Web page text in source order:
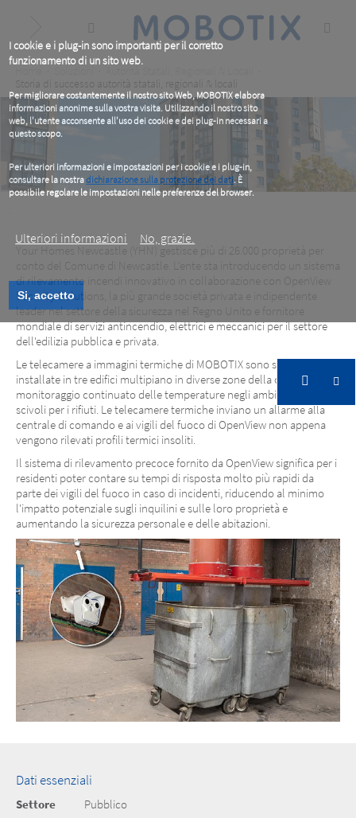
I cookie e i plug-in sono importanti per il corretto
funzionamento di un sito web.
Per migliorare costantemente il nostro sito Web, MOBOTIX elabora
informazioni anonime sulla vostra visita. Utilizzando il nostro sito
web, l'utente acconsente all'uso dei cookie e dei plug-in necessari a
questo scopo.
Per ulteriori informazioni e impostazioni per i cookie e i plug-in,
consultare la nostradichiarazione sulla protezione dei dati. È
possibile regolare le impostazioni nelle preferenze del browser.
Ulteriori informazioni
No, grazie.
Si, accetto
content
Breadcrumb
Storia di successo autorità statali, regionali & locali
Your Homes Newcastle
Protezione antincendio per la casa
Your Homes Newcastle
Protezione antincendio per la casa
Your Homes Newcastle (YHN) gestisce più di 26.000 proprietà per
conto del Comune di Newcastle. L'ente sta introducendo un sistema
di rilevamento incendi innovativo in collaborazione con OpenView
Security Solutions, la più grande società privata e indipendente
leader nel settore della sicurezza nel Regno Unito e fornitore
mondiale di servizi antincendio, elettrici e meccanici per il settore
dell'edilizia pubblica e privata.
Le telecamere a immagini termiche di MOBOTIX sono state
installate in tre edifici multipiano in diverse zone della città per il
monitoraggio continuato delle temperature negli ambienti degli
scivoli per i rifiuti. Le telecamere termiche inviano un allarme alla
centrale di comando e ai vigili del fuoco di OpenView non appena
vengono rilevati profili termici insoliti.
Il sistema di rilevamento precoce fornito da OpenView significa per i
residenti poter contare su tempi di risposta molto più rapidi da
parte dei vigili del fuoco in caso di incidenti, riducendo al minimo
l'impatto potenziale sugli inquilini e sulle loro proprietà e
aumentando la sicurezza personale e delle abitazioni.
Dati essenziali
Settore Pubblico